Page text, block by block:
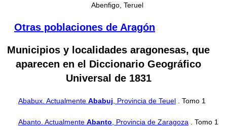
Abenfigo, Teruel
Otras poblaciones de Aragón
Municipios y localidades aragonesas, que
aparecen en el Diccionario Geográfico
Universal de 1831
Ababux. Actualmente Ababuj , Provincia de Teuel . Tomo 1
Abanto. Actualmente Abanto , Provincia de Zaragoza . Tomo 1